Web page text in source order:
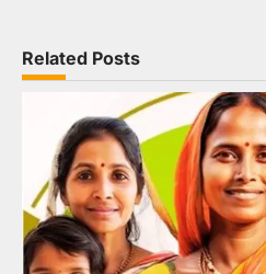
Related Posts